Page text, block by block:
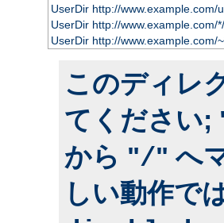
UserDir http://www.example.com/
UserDir http://www.example.com/
UserDir http://www.example.com/
このディレ
てください;
から "/" へ
しい動作で